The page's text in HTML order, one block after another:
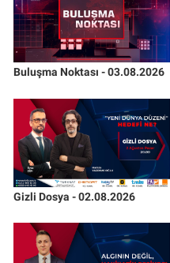
Buluşma Noktası - 03.08.2026
Gizli Dosya - 02.08.2026